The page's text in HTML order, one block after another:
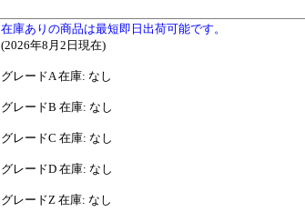
在庫ありの商品は最短即日出荷可能です。
(2026年8月2日現在)
グレードA 在庫: なし
グレードB 在庫: なし
グレードC 在庫: なし
グレードD 在庫: なし
グレードZ 在庫: なし